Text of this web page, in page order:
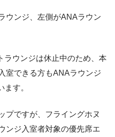
ウンジ、左側がANAラウン
ラウンジは休止中のため、本
室できる方もANAラウンジ
す。
プですが、フライングホヌ
ンジ入室者対象の優先席エ